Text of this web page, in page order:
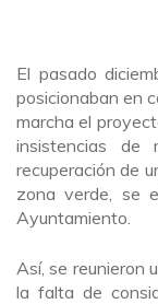
El pasado
posicionaban en
marcha el
insistencias de
recuperación de
zona verde, se
Ayuntamiento.
Así, se reunieron
la falta de